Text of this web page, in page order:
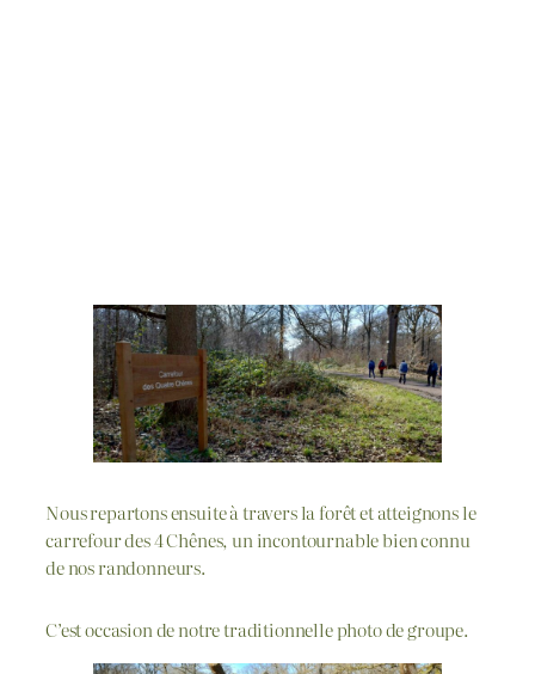
Nous repartons ensuite à travers la forêt et atteignons le
carrefour des 4 Chênes, un incontournable bien connu
de nos randonneurs.
C’est occasion de notre traditionnelle photo de groupe.